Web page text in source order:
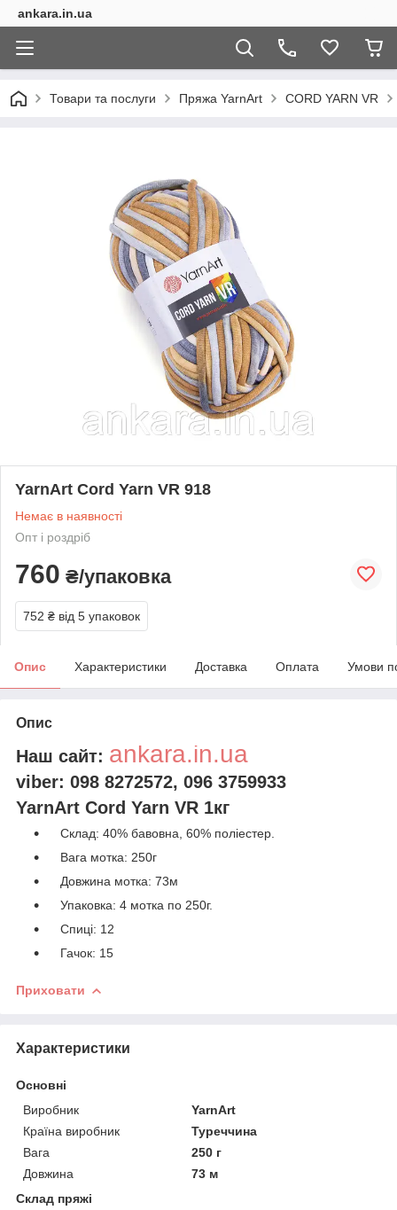
ankara.in.ua
Товари та послуги Пряжа YarnArt CORD YARN VR
YarnArt Cord Yarn VR 918
Немає в наявності
Опт і роздріб
760 ₴/упаковка
752 ₴ від 5 упаковок
Опис Характеристики Доставка Оплата Умови
Опис
Наш сайт: ankara.in.ua
viber: 098 8272572, 096 3759933
YarnArt Cord Yarn VR 1кг
Склад: 40% бавовна, 60% поліестер.
Вага мотка: 250г
Довжина мотка: 73м
Упаковка: 4 мотка по 250г.
Спиці: 12
Гачок: 15
Приховати
Характеристики
Основні
Виробник
YarnArt
Країна виробник
Туреччина
Вага
250 г
Довжина
73 м
Склад пряжі